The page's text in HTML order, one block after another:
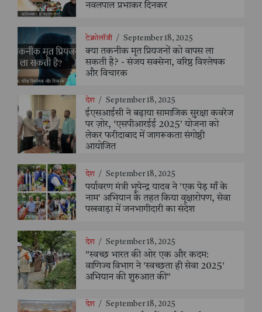
नवलपाल प्रभाकर दिनकर
टेक्नोलॉजी / September 18, 2025
क्या तकनीक मृत प्रियजनों को वापस ला
सकती है? - संजय सक्सेना, वरिष्ठ विश्लेषक
और विचारक
देश / September 18, 2025
ईएसआईसी ने बढ़ाया सामाजिक सुरक्षा कवरेज
पर ज़ोर, ‘एसपीआरईई 2025’ योजना को
लेकर फरीदाबाद में जागरूकता संगोष्ठी
आयोजित
देश / September 18, 2025
पर्यावरण मंत्री भूपेन्द्र यादव ने 'एक पेड़ माँ के
नाम' अभियान के तहत किया वृक्षारोपण, सेवा
पखवाड़ा में जनभागीदारी का संदेश
देश / September 18, 2025
"स्वच्छ भारत की ओर एक और कदम:
वाणिज्य विभाग ने 'स्वच्छता ही सेवा 2025'
अभियान की शुरुआत की"
देश / September 18, 2025